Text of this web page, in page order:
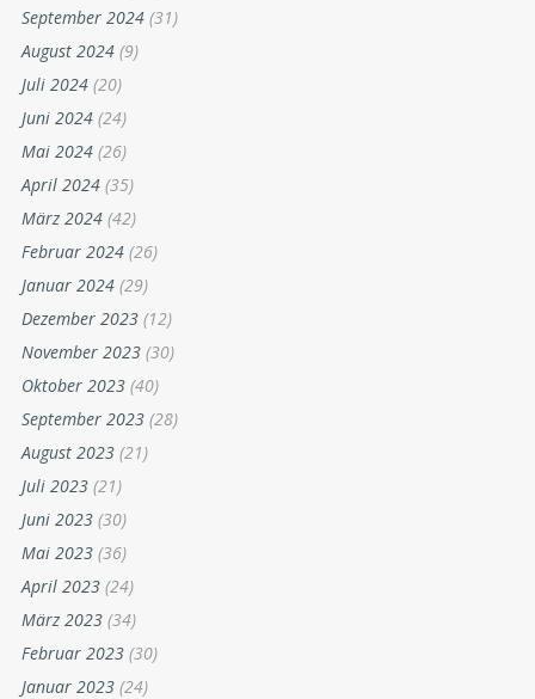
September 2024 (31)
August 2024 (9)
Juli 2024 (20)
Juni 2024 (24)
Mai 2024 (26)
April 2024 (35)
März 2024 (42)
Februar 2024 (26)
Januar 2024 (29)
Dezember 2023 (12)
November 2023 (30)
Oktober 2023 (40)
September 2023 (28)
August 2023 (21)
Juli 2023 (21)
Juni 2023 (30)
Mai 2023 (36)
April 2023 (24)
März 2023 (34)
Februar 2023 (30)
Januar 2023 (24)